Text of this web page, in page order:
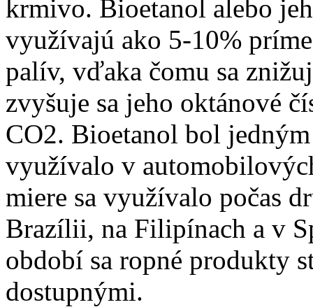
krmivo. Bioetanol alebo
využívajú ako 5-10%
palív, vďaka čomu sa
zvyšuje sa jeho oktánové
CO2. Bioetanol bol
využívalo v
miere sa využívalo počas
Brazílii, na Filipínach a v
období sa ropné produkty
dostupnými.